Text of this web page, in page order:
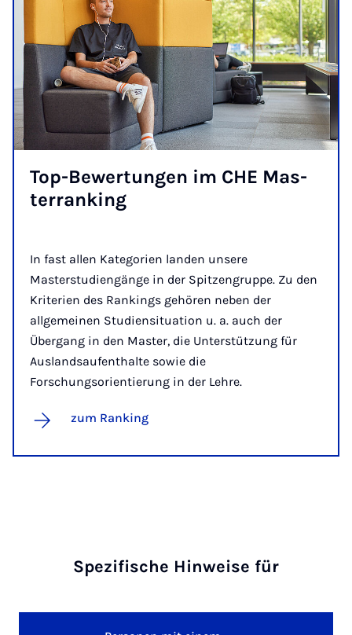
Top-Be­wer­tun­gen im CHE Mas­
ter­ran­king
In fast allen Kategorien landen unsere
Masterstudiengänge in der Spitzengruppe. Zu den
Kriterien des Rankings gehören neben der
allgemeinen Studiensituation u. a. auch der
Übergang in den Master, die Unterstützung für
Auslandsaufenthalte sowie die
Forschungsorientierung in der Lehre.
zum Ranking
Spezifische Hinweise für